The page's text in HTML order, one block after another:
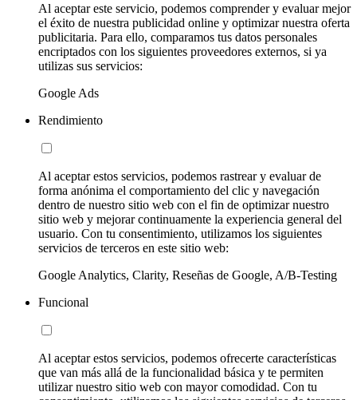
Al aceptar este servicio, podemos comprender y evaluar mejor
el éxito de nuestra publicidad online y optimizar nuestra oferta
publicitaria. Para ello, comparamos tus datos personales
encriptados con los siguientes proveedores externos, si ya
utilizas sus servicios:
Google Ads
Rendimiento
Al aceptar estos servicios, podemos rastrear y evaluar de
forma anónima el comportamiento del clic y navegación
dentro de nuestro sitio web con el fin de optimizar nuestro
sitio web y mejorar continuamente la experiencia general del
usuario. Con tu consentimiento, utilizamos los siguientes
servicios de terceros en este sitio web:
Google Analytics, Clarity, Reseñas de Google, A/B-Testing
Funcional
Al aceptar estos servicios, podemos ofrecerte características
que van más allá de la funcionalidad básica y te permiten
utilizar nuestro sitio web con mayor comodidad. Con tu